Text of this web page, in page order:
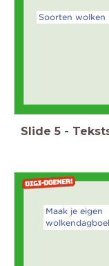
Soorten wolken
Slide 5 -
Maak je eigen